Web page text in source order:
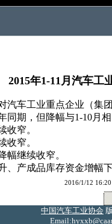
2015年1-11月汽车工
车工业重点企业（集
同期，但降幅与1-10月
收窄。
收窄。
继续收窄。
、产成品库存资金增幅
2016/1/12
中国汽车工业协会